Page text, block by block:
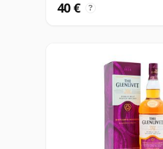
40 € ?